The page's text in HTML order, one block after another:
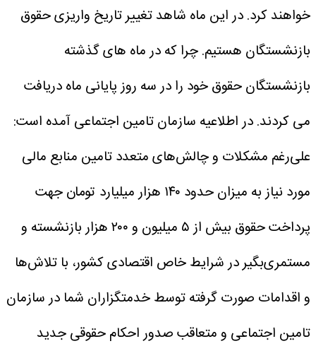
خواهند کرد. در این ماه شاهد تغییر تاریخ واریزی حقوق
بازنشستگان هستیم. چرا که در ماه های گذشته
بازنشستگان حقوق خود را در سه روز پایانی ماه دریافت
می کردند.در اطلاعیه سازمان تامین اجتماعی آمده است:
علی‌رغم مشکلات و چالش‌های متعدد تامین منابع مالی
مورد نیاز به میزان حدود ۱۴۰ هزار میلیارد تومان جهت
پرداخت حقوق بیش از ۵ میلیون و ۲۰۰ هزار بازنشسته و
مستمری‌بگیر در شرایط خاص اقتصادی کشور، با تلاش‌ها
و اقدامات صورت گرفته توسط خدمتگزاران شما در سازمان
تامین اجتماعی و متعاقب صدور احکام حقوقی جدید